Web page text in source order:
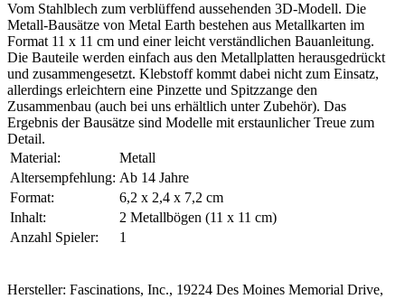
Vom Stahlblech zum verblüffend aussehenden 3D-Modell. Die
Metall-Bausätze von Metal Earth bestehen aus Metallkarten im
Format 11 x 11 cm und einer leicht verständlichen Bauanleitung.
Die Bauteile werden einfach aus den Metallplatten herausgedrückt
und zusammengesetzt. Klebstoff kommt dabei nicht zum Einsatz,
allerdings erleichtern eine Pinzette und Spitzzange den
Zusammenbau (auch bei uns erhältlich unter Zubehör). Das
Ergebnis der Bausätze sind Modelle mit erstaunlicher Treue zum
Detail.
Material:
Metall
Altersempfehlung: Ab 14 Jahre
Format:
6,2 x 2,4 x 7,2 cm
Inhalt:
2 Metallbögen (11 x 11 cm)
Anzahl Spieler:
1
Hersteller: Fascinations, Inc., 19224 Des Moines Memorial Drive,